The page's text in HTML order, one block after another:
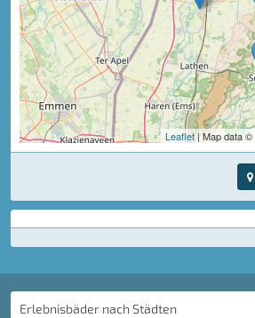
Leaflet| Map data ©
Erlebnisbäder nach Städten